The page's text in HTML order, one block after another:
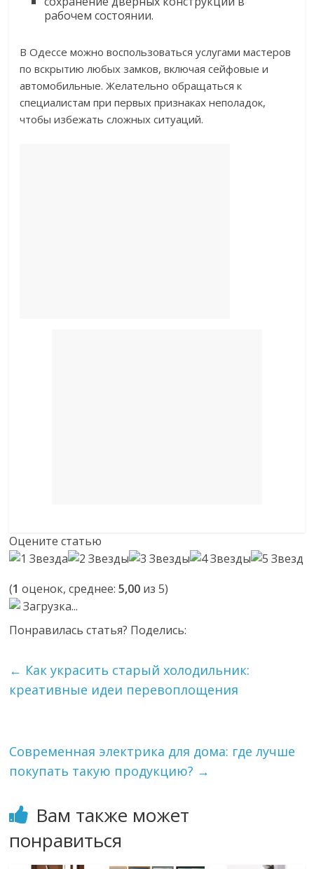
рабочем состоянии.
В Одессе можно воспользоваться услугами мастеров
по вскрытию любых замков, включая сейфовые и
автомобильные. Желательно обращаться к
специалистам при первых признаках неполадок,
чтобы избежать сложных ситуаций.
Оцените статью
(1 оценок, среднее:5,00 из 5)
Загрузка...
Понравилась статья? Поделись:
← Как украсить старый холодильник:
креативные идеи перевоплощения
Современная электрика для дома: где лучше
покупать такую продукцию? →
Вам также может
понравиться